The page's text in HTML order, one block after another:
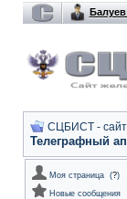
СЦБИСТ -
Телеграфный
Моя страница (?)
Новые сообщения